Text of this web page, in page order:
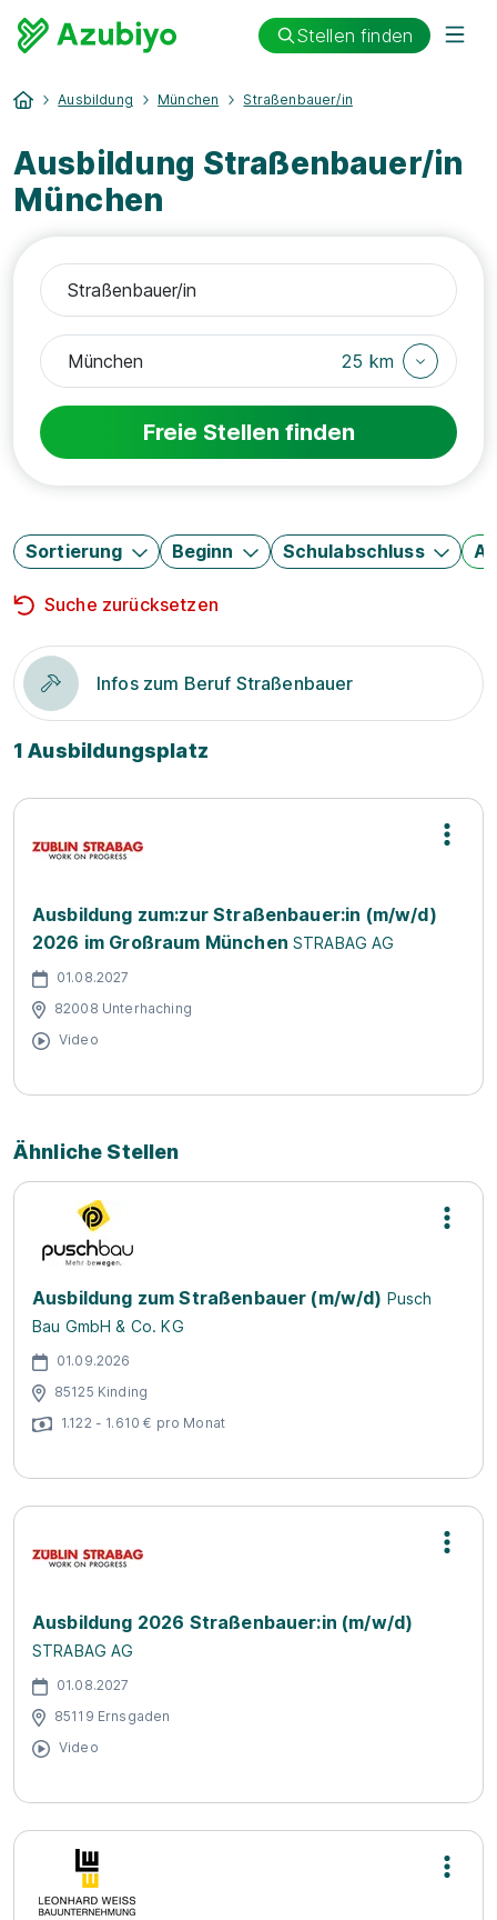
Stellen finden
Ausbildung München Straßenbauer/in
Ausbildung Straßenbauer/in
München
25 km
Freie Stellen finden
Sortierung Beginn Schulabschluss
Suche zurücksetzen
Infos zum Beruf Straßenbauer
1 Ausbildungsplatz
Ausbildung zum:zur Straßenbauer:in (m/w/d)
2026 im Großraum München STRABAG AG
01.08.2027
82008 Unterhaching
Video
Ähnliche Stellen
Ausbildung zum Straßenbauer (m/w/d) Pusch
Bau GmbH & Co. KG
01.09.2026
85125 Kinding
1.122 - 1.610 € pro Monat
Ausbildung 2026 Straßenbauer:in (m/w/d)
STRABAG AG
01.08.2027
85119 Ernsgaden
Video